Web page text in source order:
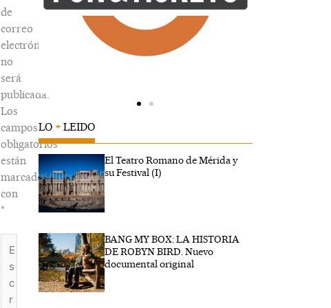
de
correo
electrónico
no
será
publicada.
Los
campos
obligatorios
están
marcados
con
*
aquí...
LO +LEIDO
El Teatro Romano de Mérida y
su Festival (I)
BANG MY BOX: LA HISTORIA
DE ROBYN BIRD. Nuevo
documental original